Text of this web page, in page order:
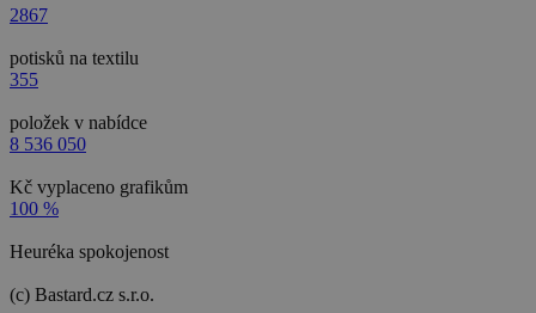
2867
potisků na textilu
355
položek v nabídce
8 536 050
Kč vyplaceno grafikům
100 %
Heuréka spokojenost
(c) Bastard.cz s.r.o.